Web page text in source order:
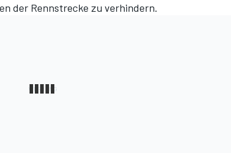
der Rennstrecke zu verhindern.